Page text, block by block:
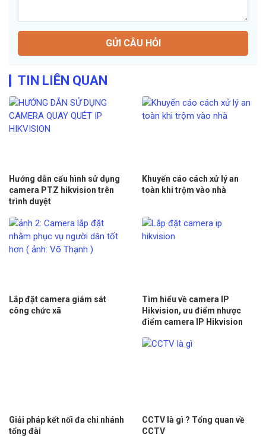
GỬI CÂU HỎI
TIN LIÊN QUAN
Hướng dẫn cấu hình sử dụng
camera PTZ hikvision trên
trình duyệt
Khuyến cáo cách xử lý an
toàn khi trộm vào nhà
Lắp đặt camera giám sát
công chức xã
Tìm hiểu về camera IP
Hikvision, ưu điểm nhược
điểm camera IP Hikvision
Giải pháp kết nối đa chi nhánh
tổng đài
CCTV là gì ? Tổng quan về
CCTV